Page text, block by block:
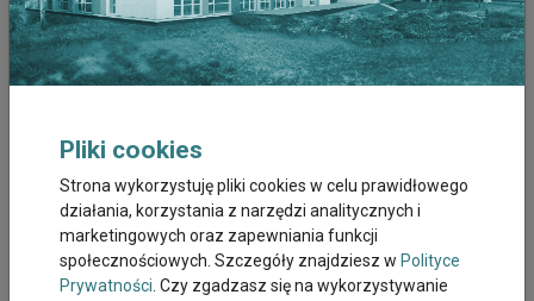
godzin opieki wytchnieniowej świadczonej w ramach pobytu
dziennego; 14 dni opieki wytchnieniowej świadczonej w ramach
pobytu całodobowego; 40 godzin opieki wytchnieniowej
świadczonej poprzez możliwość skorzystania ze
pielęgnacji/rehabilitacji/dietetyki. Do tej pory było to łącznie 240
godzin na opiekę świadczoną w ramach pobytu dziennego oraz
specjalistycznego poradnictwa i wsparcia w zakresie nauki m.in.
pielęgnacji czy dietetyki.
Źródła:
Pliki cookies
Strona wykorzystuję pliki cookies w celu prawidłowego
działania, korzystania z narzędzi analitycznych i
marketingowych oraz zapewniania funkcji
społecznościowych. Szczegóły znajdziesz w Polityce
Prywatności. Czy zgadzasz się na wykorzystywanie